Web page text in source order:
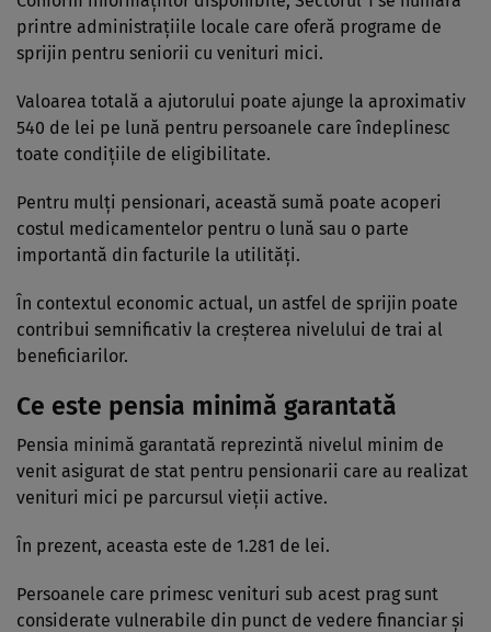
printre administrațiile locale care oferă programe de
sprijin pentru seniorii cu venituri mici.
Valoarea totală a ajutorului poate ajunge la aproximativ
540 de lei pe lună pentru persoanele care îndeplinesc
toate condițiile de eligibilitate.
Pentru mulți pensionari, această sumă poate acoperi
costul medicamentelor pentru o lună sau o parte
importantă din facturile la utilități.
În contextul economic actual, un astfel de sprijin poate
contribui semnificativ la creșterea nivelului de trai al
beneficiarilor.
Ce este pensia minimă garantată
Pensia minimă garantată reprezintă nivelul minim de
venit asigurat de stat pentru pensionarii care au realizat
venituri mici pe parcursul vieții active.
În prezent, aceasta este de 1.281 de lei.
Persoanele care primesc venituri sub acest prag sunt
considerate vulnerabile din punct de vedere financiar și